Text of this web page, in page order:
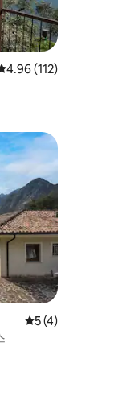
점 4.96점(5점 만점),
4.96 (112)
평점 5점(5점 만
5 (4)